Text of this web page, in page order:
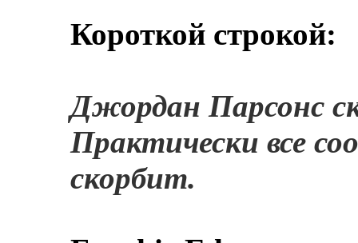
Короткой строкой:
Джордан Парсонс
Практически все
скорбит.